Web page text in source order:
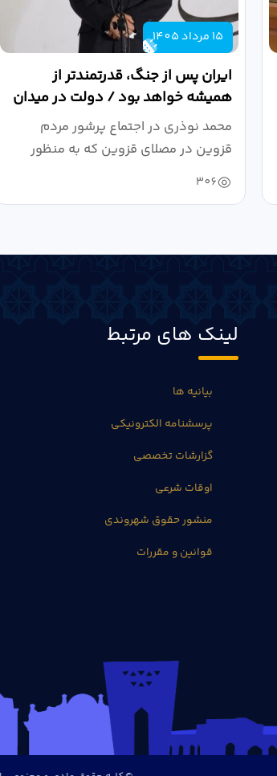
15 مرداد 1405
ایران پس از جنگ، قدرتمندتر از
همیشه خواهد بود / دولت در میدان
نبرد اقتصادی،...
محمد نوذری در اجتماع پرشور مردم
قزوین در مصلای قزوین که به منظور
خون‌خواهی...
306
لینک های مرتبط
بیانیه ها
پرسشنامه الکترونیکی
گزارشات تخصصی
اوقات شرعی
منشور حقوق شهروندی
قوانین و مقررات